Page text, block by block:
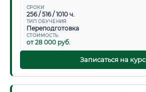
СРОКИ
256 / 516 / 1010 ч.
ТИП ОБУЧЕНИЯ
Переподготовка
СТОИМОСТЬ
от 28 000 руб.
Записаться на курс